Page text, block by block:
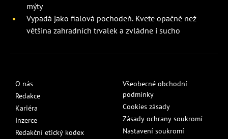
mýty
Vypadá jako fialová pochodeň. Kvete opačně než
většina zahradních trvalek a zvládne i sucho
O nás
Redakce
Kariéra
Inzerce
Redakční etický kodex
Všeobecné obchodní
podmínky
Cookies zásady
Zásady ochrany soukromí
Nastavení soukromí